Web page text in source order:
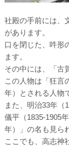
社殿の手前には、
があります。
口を閉じた、吽形
ます。
その中には、「古
この人物は「狂言
年）とされる人物
また、明治33年（
儀平（1835-1905
年）」の名も見ら
ここでも、高志神